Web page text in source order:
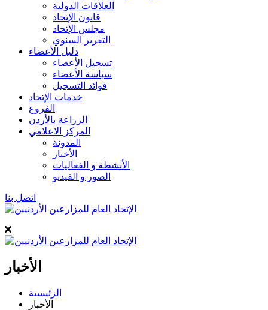
العلاقات الدولية
قانون الإتحاد
مجلس الإتحاد
التقرير السنوي
دليل الأعضاء
تسجيل الأعضاء
سياسة الأعضاء
فوائد التسجيل
خدمات الإتحاد
الفروع
الزراعة بالأردن
المركز الاعلامي
المدونة
الأخبار
الأنشطة و الفعاليات
الصور و الفيديو
اتصل بنا
الأخبار
الرئيسية
الأخبار